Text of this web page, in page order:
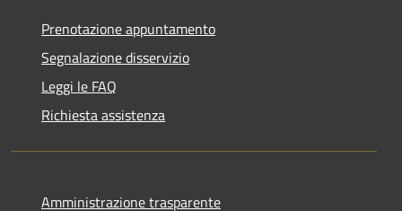
Prenotazione appuntamento
Segnalazione disservizio
Leggi le FAQ
Richiesta assistenza
Amministrazione trasparente